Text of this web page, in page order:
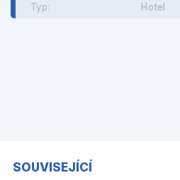
Typ: Hotel
SOUVISEJÍCÍ